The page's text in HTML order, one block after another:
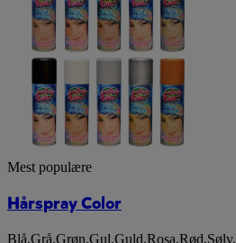
Mest populære
Hårspray Color
Blå,Grå,Grøn,Gul,Guld,Rosa,Rød,Sølv,